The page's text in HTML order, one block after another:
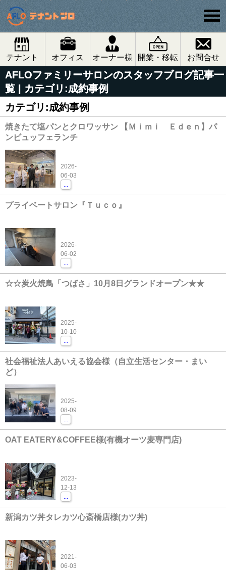
テナント オフィス オーナー様 開業・移転 お問合せ
AFLOファミリーサロンのスタッフブログ記事一
覧 | カテゴリ:成約事例
カテゴリ:成約事例
焼きたて塩パンとクロワッサン 【Ｍｉｍｉ Ｅｄｅｎ】パ
ンビュッフェランチ
2026-
06-03
プライベートサロン『Ｔｕｃｏ』
2026-
06-02
☆☆炭火焼鳥「つばさ」10月8日グランドオープン★★
2025-
10-10
社会福祉法人あいえる協会様（自立生活センター・まい
ど）
2025-
08-09
OAT EATERY&COFFEE様(有機オーツ麦専門店)
2023-
12-13
新潟カツ丼タレカツ心斎橋店様(カツ丼)
2021-
06-03